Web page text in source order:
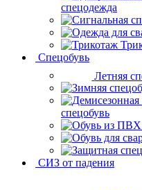
спецодежда
Спецобувь
Летняя
спецобувь
СИЗ от падения